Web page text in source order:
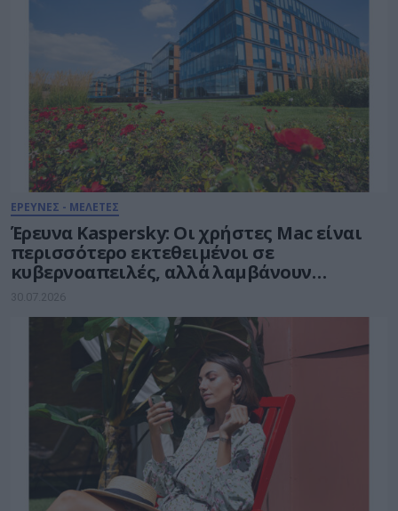
ΕΡΕΥΝΕΣ - ΜΕΛΕΤΕΣ
Έρευνα Kaspersky: Οι χρήστες Mac είναι
περισσότερο εκτεθειμένοι σε
κυβερνοαπειλές, αλλά λαμβάνουν
λιγότερα μέτρα προστασίας
30.07.2026